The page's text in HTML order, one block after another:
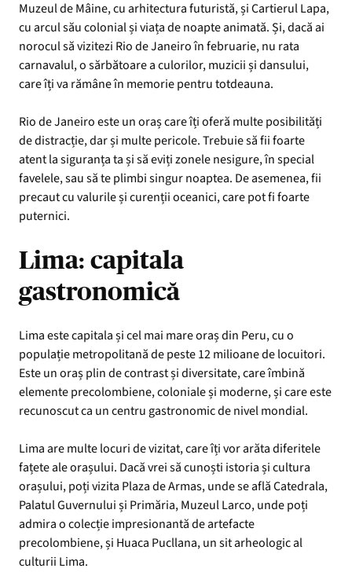
Muzeul de Mâine, cu arhitectura futuristă, și Cartierul Lapa,
cu arcul său colonial și viața de noapte animată. Și, dacă ai
norocul să vizitezi Rio de Janeiro în februarie, nu rata
carnavalul, o sărbătoare a culorilor, muzicii și dansului,
care îți va rămâne în memorie pentru totdeauna.
Rio de Janeiro este un oraș care îți oferă multe posibilități
de distracție, dar și multe pericole. Trebuie să fii foarte
atent la siguranța ta și să eviți zonele nesigure, în special
favelele, sau să te plimbi singur noaptea. De asemenea, fii
precaut cu valurile și curenții oceanici, care pot fi foarte
puternici.
Lima: capitala
gastronomică
Lima este capitala și cel mai mare oraș din Peru, cu o
populație metropolitană de peste 12 milioane de locuitori.
Este un oraș plin de contrast și diversitate, care îmbină
elemente precolombiene, coloniale și moderne, și care este
recunoscut ca un centru gastronomic de nivel mondial.
Lima are multe locuri de vizitat, care îți vor arăta diferitele
fațete ale orașului. Dacă vrei să cunoști istoria și cultura
orașului, poți vizita Plaza de Armas, unde se află Catedrala,
Palatul Guvernului și Primăria, Muzeul Larco, unde poți
admira o colecție impresionantă de artefacte
precolombiene, și Huaca Pucllana, un sit arheologic al
culturii Lima.